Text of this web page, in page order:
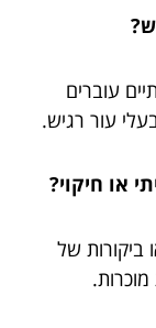
עוברים
עור רגיש.
או חיקוי?
ביקורות של